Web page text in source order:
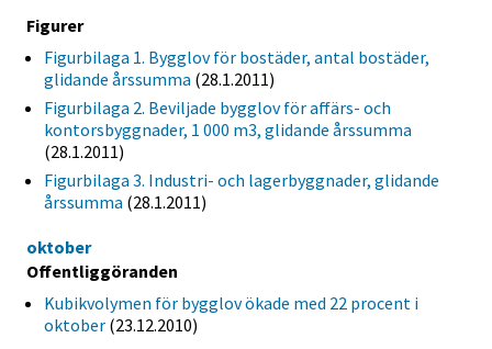
Figurer
Figurbilaga 1. Bygglov för bostäder, antal bostäder,
glidande årssumma (28.1.2011)
Figurbilaga 2. Beviljade bygglov för affärs- och
kontorsbyggnader, 1 000 m3, glidande årssumma
(28.1.2011)
Figurbilaga 3. Industri- och lagerbyggnader, glidande
årssumma (28.1.2011)
oktober
Offentliggöranden
Kubikvolymen för bygglov ökade med 22 procent i
oktober (23.12.2010)